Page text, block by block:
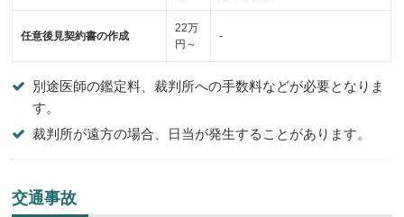
任意後見契約書の作成
22万
円～
-
別途医師の鑑定料、裁判所への手数料などが必要となりま
す。
裁判所が遠方の場合、日当が発生することがあります。
交通事故